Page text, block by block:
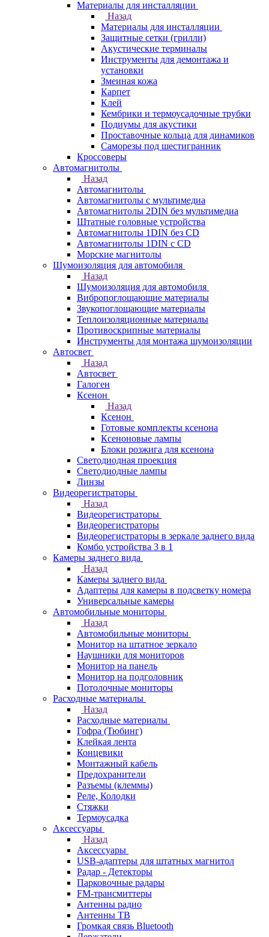
Материалы для инсталляции
Назад
Материалы для инсталляции
Защитные сетки (грилли)
Акустические терминалы
Инструменты для демонтажа и
установки
Змеиная кожа
Карпет
Клей
Кембрики и термоусадочные трубки
Подиумы для акустики
Проставочные кольца для динамиков
Саморезы под шестигранник
Кроссоверы
Автомагнитолы
Назад
Автомагнитолы
Автомагнитолы с мультимедиа
Автомагнитолы 2DIN без мультимедиа
Штатные головные устройства
Автомагнитолы 1DIN без CD
Автомагнитолы 1DIN с CD
Морские магнитолы
Шумоизоляция для автомобиля
Назад
Шумоизоляция для автомобиля
Вибропоглощающие материалы
Звукопоглощающие материалы
Теплоизоляционные материалы
Противоскрипные материалы
Инструменты для монтажа шумоизоляции
Автосвет
Назад
Автосвет
Галоген
Ксенон
Назад
Ксенон
Готовые комплекты ксенона
Ксеноновые лампы
Блоки розжига для ксенона
Светодиодная проекция
Светодиодные лампы
Линзы
Видеорегистраторы
Назад
Видеорегистраторы
Видеорегистраторы
Видеорегистраторы в зеркале заднего вида
Комбо устройства 3 в 1
Камеры заднего вида
Назад
Камеры заднего вида
Адаптеры для камеры в подсветку номера
Универсальные камеры
Автомобильные мониторы
Назад
Автомобильные мониторы
Монитор на штатное зеркало
Наушники для мониторов
Монитор на панель
Монитор на подголовник
Потолочные мониторы
Расходные материалы
Назад
Расходные материалы
Гофра (Тюбинг)
Клейкая лента
Концевики
Монтажный кабель
Предохранители
Разъемы (клеммы)
Реле, Колодки
Стяжки
Термоусадка
Аксессуары
Назад
Аксессуары
USB-адаптеры для штатных магнитол
Радар - Детекторы
Парковочные радары
FM-трансмиттеры
Антенны радио
Антенны ТВ
Громкая связь Bluetooth